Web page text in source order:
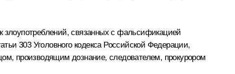
злоупотреблений, связанных с фальсификацией
303 Уголовного кодекса Российской Федерации,
производящим дознание, следователем, прокурором